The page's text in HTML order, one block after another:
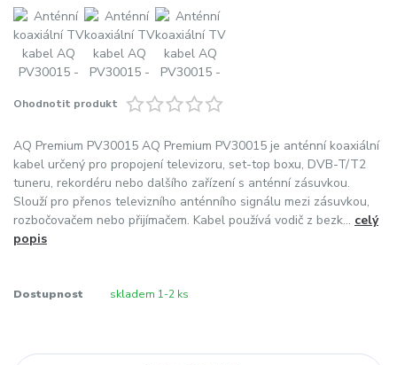
Ohodnotit produkt
AQ Premium PV30015 AQ Premium PV30015 je anténní koaxiální
kabel určený pro propojení televizoru, set-top boxu, DVB-T/T2
tuneru, rekordéru nebo dalšího zařízení s anténní zásuvkou.
Slouží pro přenos televizního anténního signálu mezi zásuvkou,
rozbočovačem nebo přijímačem. Kabel používá vodič z bezk... celý
popis
Dostupnost skladem 1-2 ks